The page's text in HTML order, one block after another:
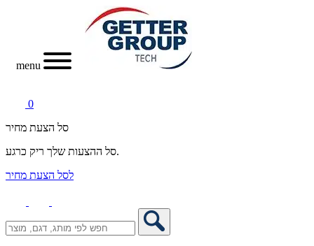
menu
0
סל הצעת מחיר
סל ההצעות שלך ריק כרגע.
לסל הצעת מחיר